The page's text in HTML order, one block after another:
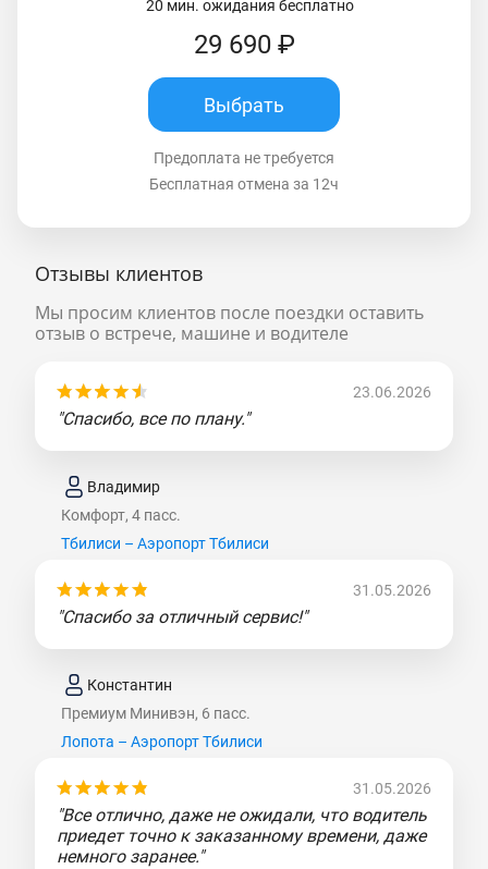
20 мин. ожидания бесплатно
29 690 ₽
Выбрать
Предоплата не требуется
Бесплатная отмена за 12ч
Отзывы клиентов
Мы просим клиентов после поездки оставить
отзыв о встрече, машине и водителе
23.06.2026
"Спасибо, все по плану."
Владимир
Комфорт, 4 пасс.
Тбилиси – Аэропорт Тбилиси
31.05.2026
"Спасибо за отличный сервис!"
Константин
Премиум Минивэн, 6 пасс.
Лопота – Аэропорт Тбилиси
31.05.2026
"Все отлично, даже не ожидали, что водитель
приедет точно к заказанному времени, даже
немного заранее."